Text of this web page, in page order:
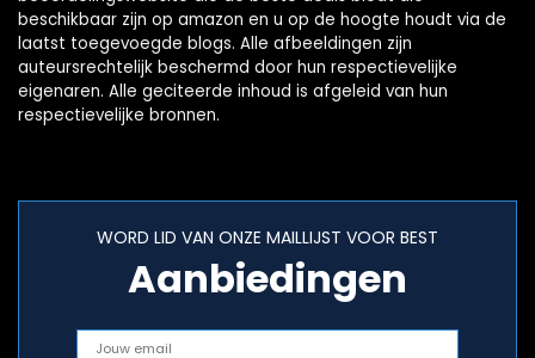
beschikbaar zijn op amazon en u op de hoogte houdt via de
laatst toegevoegde blogs. Alle afbeeldingen zijn
auteursrechtelijk beschermd door hun respectievelijke
eigenaren. Alle geciteerde inhoud is afgeleid van hun
respectievelijke bronnen.
WORD LID VAN ONZE MAILLIJST VOOR BEST
Aanbiedingen